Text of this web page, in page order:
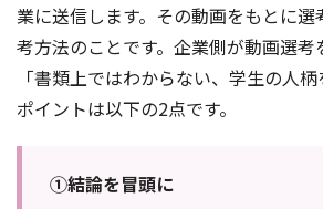
業に送信します。その動画をもとに
考方法のことです。企業側が動画選考
「書類上ではわからない、学生の人柄
ポイントは以下の2点です。
①結論を冒頭に